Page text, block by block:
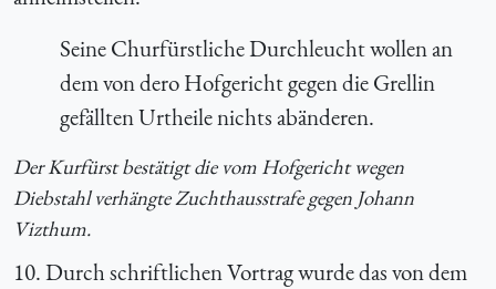
Seine Churfürstliche Durchleucht wollen an
dem von dero Hofgericht gegen die Grellin
gefällten Urtheile nichts abänderen.
Der Kurfürst bestätigt die vom Hofgericht wegen
Diebstahl verhängte Zuchthausstrafe gegen Johann
Vizthum.
10. Durch schriftlichen Vortrag wurde das von dem